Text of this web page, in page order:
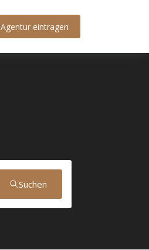
Agentur eintragen
Suchen